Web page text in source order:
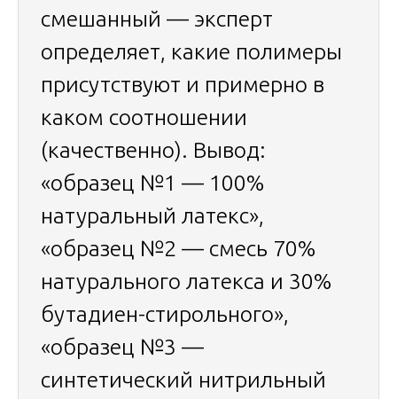
смешанный — эксперт
определяет, какие полимеры
присутствуют и примерно в
каком соотношении
(качественно). Вывод:
«образец №1 — 100%
натуральный латекс»,
«образец №2 — смесь 70%
натурального латекса и 30%
бутадиен-стирольного»,
«образец №3 —
синтетический нитрильный